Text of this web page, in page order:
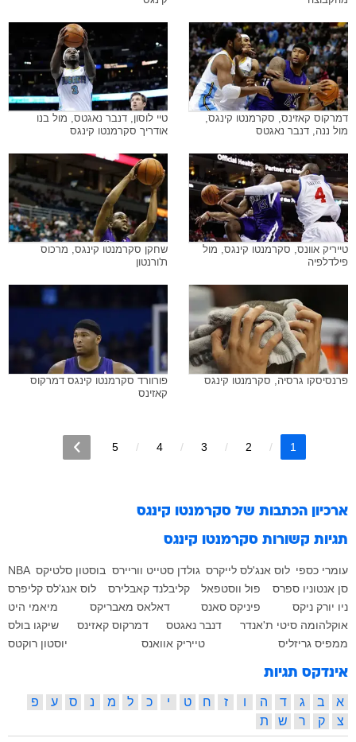
דמרקוס קאזינס, סקרמנטו קינגס,
מול ננה, דנבר נאגטס
טיי לוסון, דנבר נאגטס, מול בנו
אודריך סקרמנטו קינגס
טייריק אוונס, סקרמנטו קינגס, מול
פילדלפיה
שחקן סקרמנטו קינגס, מרכוס
ת'ורנטון
פרנסיסקו גרסיה, סקרמנטו קינגס
פורוורד סקרמנטו קינגס דמרקוס
קאזינס
1
2
3
4
5
ארכיון הכתבות של סקרמנטו קינגס
תגיות קשורות סקרמנטו קינגס
עומרי כספי לוס אנג'לס לייקרס גולדן סטייט ווריירס בוסטון סלטיקס NBA
סן אנטוניו ספרס
פול ווסטפאל קליבלנד קאבלירס
לוס אנג'לס קליפרס
ניו יורק ניקס
פיניקס סאנס דאלאס מאבריקס
מיאמי היט
אוקלהומה סיטי ת'אנדר
דנבר נאגטס דמרקוס קאזינס
שיקגו בולס
ממפיס גריזליס
טייריק אוואנס יוסטון רוקטס
אינדקס תגיות
א ב ג ד ה ו ז ח ט י כ ל מ נ ס ע
פ
צ
ק ר ש ת